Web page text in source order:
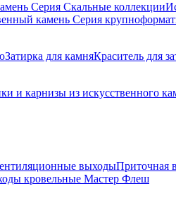
Серия Скальные коллекции
камень Серия
Затирка для камняКраситель для
и карнизы из искусственного
выходыПриточная
кровельные Мастер Флеш